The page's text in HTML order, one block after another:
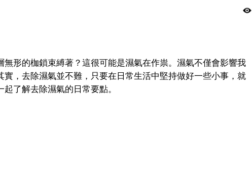
形的枷鎖束縛著？這很可能是濕氣在作祟。濕氣不僅會影響我
，去除濕氣並不難，只要在日常生活中堅持做好一些小事，就
了解去除濕氣的日常要點。